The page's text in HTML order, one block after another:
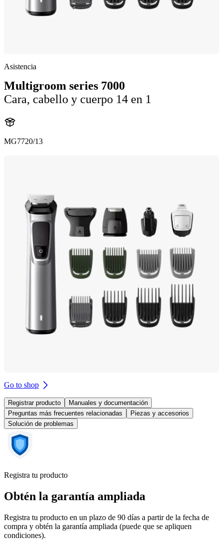
Asistencia
Multigroom series 7000
Cara, cabello y cuerpo 14 en 1
MG7720/13
Go to shop
Registrar producto
Manuales y documentación
Preguntas más frecuentes relacionadas
Piezas y accesorios
Solución de problemas
Registra tu producto
Obtén la garantía ampliada
Registra tu producto en un plazo de 90 días a partir de la fecha de
compra y obtén la garantía ampliada (puede que se apliquen
condiciones).